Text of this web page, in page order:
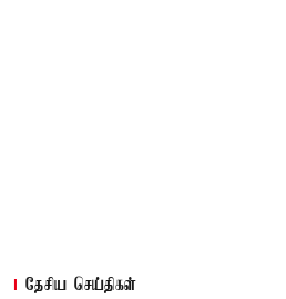
தேசிய செய்திகள்